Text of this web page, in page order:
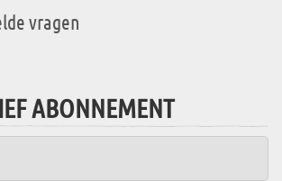
vragen
ABONNEMENT